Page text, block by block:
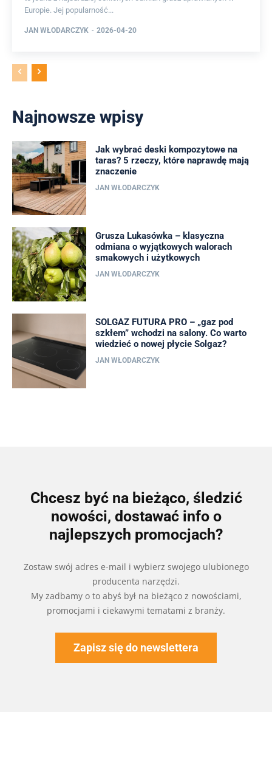
Europie. Jej popularność...
JAN WŁODARCZYK - 2026-04-20
Najnowsze wpisy
Jak wybrać deski kompozytowe na
taras? 5 rzeczy, które naprawdę mają
znaczenie
JAN WŁODARCZYK
Grusza Lukasówka – klasyczna
odmiana o wyjątkowych walorach
smakowych i użytkowych
JAN WŁODARCZYK
SOLGAZ FUTURA PRO – „gaz pod
szkłem” wchodzi na salony. Co warto
wiedzieć o nowej płycie Solgaz?
JAN WŁODARCZYK
Chcesz być na bieżąco, śledzić
nowości, dostawać info o
najlepszych promocjach?
Zostaw swój adres e-mail i wybierz swojego ulubionego
producenta narzędzi.
My zadbamy o to abyś był na bieżąco z nowościami,
promocjami i ciekawymi tematami z branży.
Zapisz się do newslettera